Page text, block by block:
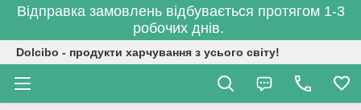
Відправка замовлень відбувається протягом 1-3
робочих днів.
Dolcibo - продукти харчування з усього світу!